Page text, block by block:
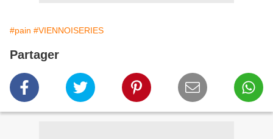
#pain #VIENNOISERIES
Partager